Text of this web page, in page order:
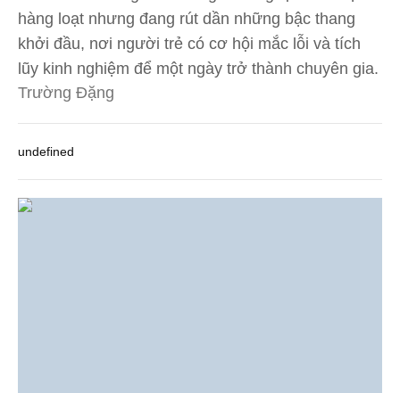
hàng loạt nhưng đang rút dần những bậc thang
khởi đầu, nơi người trẻ có cơ hội mắc lỗi và tích
lũy kinh nghiệm để một ngày trở thành chuyên gia.
Trường Đặng
undefined